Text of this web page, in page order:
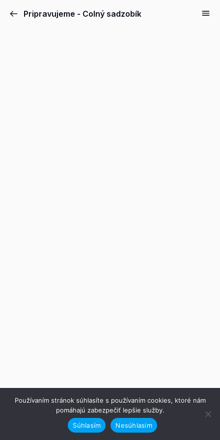
Pripravujeme - Colný sadzobík
Používaním stránok súhlasíte s používaním cookies, ktoré nám
pomáhajú zabezpečiť lepšie služby.
Súhlasím
Nesúhlasim